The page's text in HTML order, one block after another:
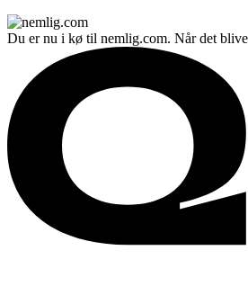
Du er nu i kø til nemlig.com. Når det